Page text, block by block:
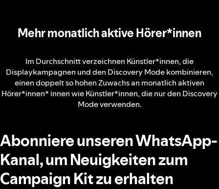
Mehr monatlich aktive Hörer*innen
Im Durchschnitt verzeichnen Künstler*innen, die
Displaykampagnen und den Discovery Mode kombinieren,
einen doppelt so hohen Zuwachs an monatlich aktiven
Hörer*innen* innen wie Künstler*innen, die nur den Discovery
Mode verwenden.
Abonniere unseren WhatsApp-
Kanal, um Neuigkeiten zum
Campaign Kit zu erhalten